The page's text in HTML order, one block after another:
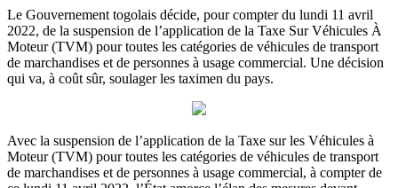
Le Gouvernement togolais décide, pour compter du lundi 11 avril
2022, de la suspension de l’application de la Taxe Sur Véhicules À
Moteur (TVM) pour toutes les catégories de véhicules de transport
de marchandises et de personnes à usage commercial. Une décision
qui va, à coût sûr, soulager les taximen du pays.
Avec la suspension de l’application de la Taxe sur les Véhicules à
Moteur (TVM) pour toutes les catégories de véhicules de transport
de marchandises et de personnes à usage commercial, à compter de